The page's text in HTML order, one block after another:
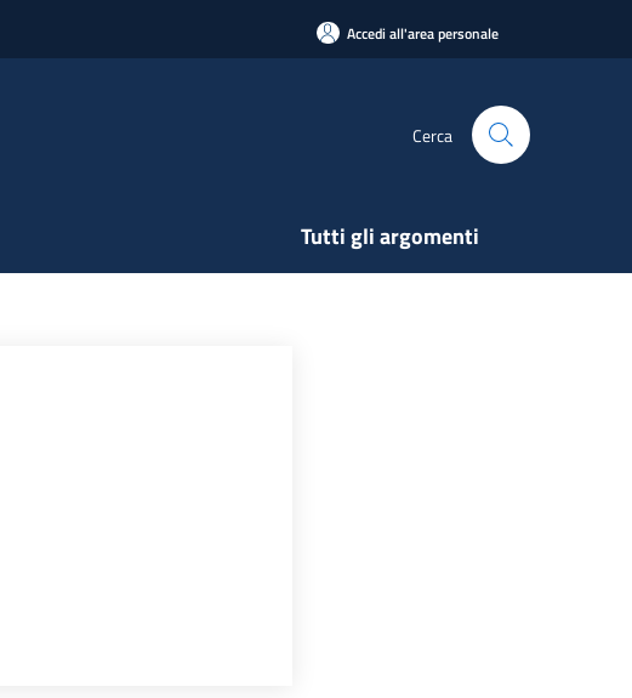
Accedi all'area personale
Cerca
Tutti gli argomenti